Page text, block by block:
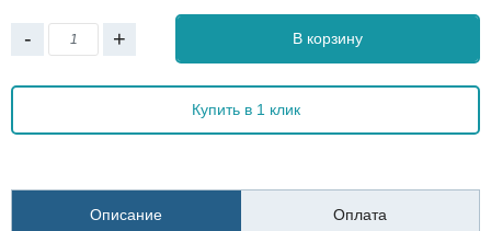
- + В корзину
Купить в 1 клик
Описание Оплата